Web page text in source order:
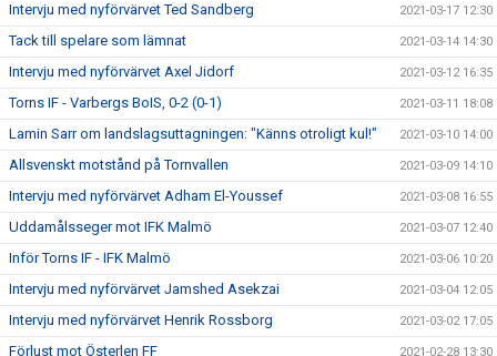
Intervju med nyförvärvet Ted Sandberg 2021-03-17 12:30
Tack till spelare som lämnat 2021-03-14 14:30
Intervju med nyförvärvet Axel Jidorf 2021-03-12 16:35
Torns IF - Varbergs BoIS, 0-2 (0-1) 2021-03-11 18:08
Lamin Sarr om landslagsuttagningen: "Känns otroligt kul!" 2021-03-10 14:00
Allsvenskt motstånd på Tornvallen 2021-03-09 14:10
Intervju med nyförvärvet Adham El-Youssef 2021-03-08 16:55
Uddamålsseger mot IFK Malmö 2021-03-07 12:40
Inför Torns IF - IFK Malmö 2021-03-06 10:20
Intervju med nyförvärvet Jamshed Asekzai 2021-03-04 12:05
Intervju med nyförvärvet Henrik Rossborg 2021-03-02 17:05
Förlust mot Österlen FF 2021-02-28 13:30